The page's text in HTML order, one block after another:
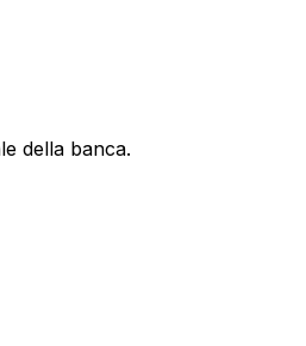
della banca.